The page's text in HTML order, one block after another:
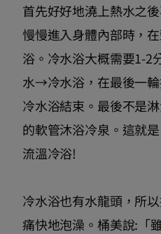
首先好好地澆上熱水之
慢慢進入身體內部時，
浴。冷水浴大概需要1-2
水→冷水浴，在最後一
冷水浴結束。最後不是
的軟管沐浴冷泉。這就
流溫冷浴!
冷水浴也有水龍頭，所
痛快地泡澡。桶美說:「